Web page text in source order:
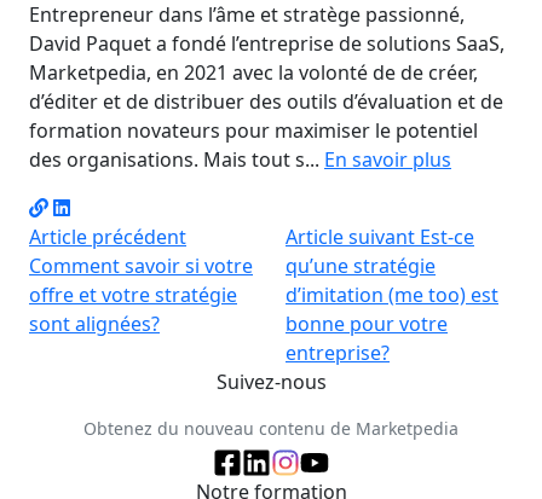
Entrepreneur dans l’âme et stratège passionné,
David Paquet a fondé l’entreprise de solutions SaaS,
Marketpedia, en 2021 avec la volonté de de créer,
d’éditer et de distribuer des outils d’évaluation et de
formation novateurs pour maximiser le potentiel
des organisations. Mais tout s... En savoir plus
Article précédent
Comment savoir si votre
offre et votre stratégie
sont alignées?
Article suivant Est-ce
qu’une stratégie
d’imitation (me too) est
bonne pour votre
entreprise?
Suivez-nous
Obtenez du nouveau contenu de Marketpedia
Notre formation